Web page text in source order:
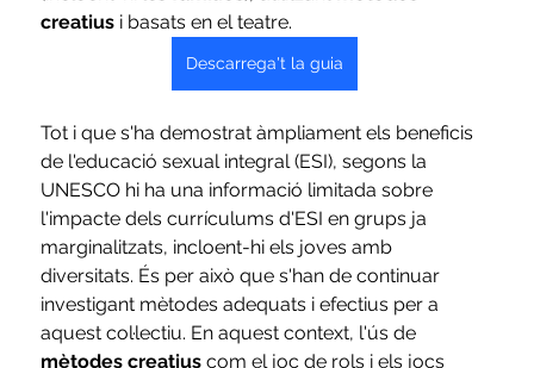
creatius i basats en el teatre.
Descarrega't la guia
Tot i que s'ha demostrat àmpliament els beneficis
de l'educació sexual integral (ESI), segons la
UNESCO hi ha una informació limitada sobre
l'impacte dels currículums d'ESI en grups ja
marginalitzats, incloent-hi els joves amb
diversitats. És per això que s'han de continuar
investigant mètodes adequats i efectius per a
aquest col·lectiu. En aquest context, l'ús de
mètodes creatius com el joc de rols i els jocs